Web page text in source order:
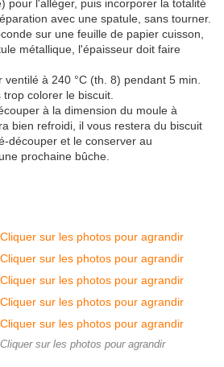
pour l'alléger, puis incorporer la totalité
avec une spatule, sans tourner.
sur une feuille de papier cuisson,
métallique, l'épaisseur doit faire
à 240 °C (th. 8) pendant 5 min.
colorer le biscuit.
à la dimension du moule à
bien refroidi, il vous restera du biscuit
découper et le conserver au
prochaine bûche.
sur les photos pour agrandir